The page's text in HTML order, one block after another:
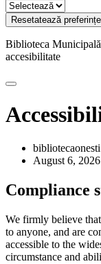
Resetatează preferințe
Biblioteca
accesibilitate
August 6, 2026
Compliance
We firmly believe
to anyone, and are
accessible to the
circumstance and